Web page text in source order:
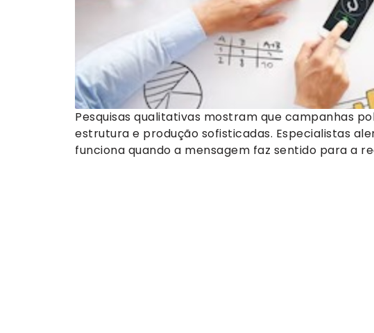
Pesquisas qualitativas mostram que campanhas
estrutura e produção sofisticadas. Especialistas
funciona quando a mensagem faz sentido para a